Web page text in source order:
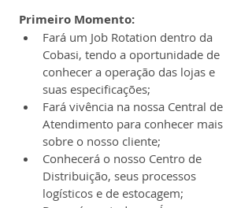
Primeiro Momento:
Fará um Job Rotation dentro da
Cobasi, tendo a oportunidade de
conhecer a operação das lojas e
suas especificações;
Fará vivência na nossa Central de
Atendimento para conhecer mais
sobre o nosso cliente;
Conhecerá o nosso Centro de
Distribuição, seus processos
logísticos e de estocagem;